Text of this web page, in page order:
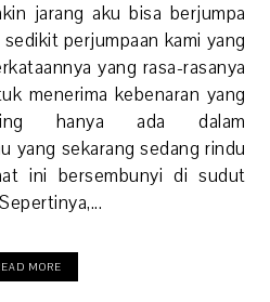
jarang aku bisa berjumpa
perjumpaan kami yang
yang rasa-rasanya
menerima kebenaran yang
hanya ada dalam
yang sekarang sedang rindu
ini bersembunyi di sudut
MORE